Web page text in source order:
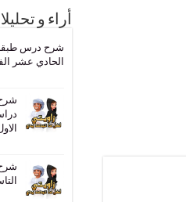
أراء و
شرح درس
الحادي عشر